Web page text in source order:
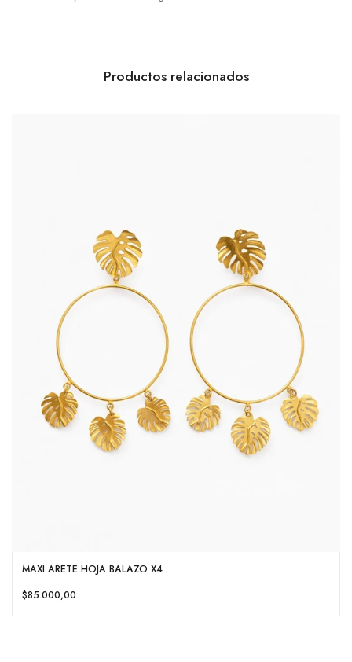
Productos relacionados
MAXI ARETE HOJA BALAZO X4
$85.000,00